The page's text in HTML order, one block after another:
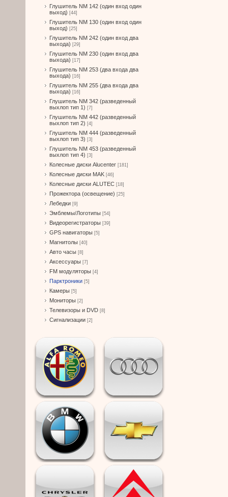
Глушитель NM 142 (один вход один
выход) [44]
Глушитель NM 130 (один вход один
выход) [25]
Глушитель NM 242 (один вход два
выхода) [29]
Глушитель NM 230 (один вход два
выхода) [17]
Глушитель NM 253 (два входа два
выхода) [16]
Глушитель NM 255 (два входа два
выхода) [16]
Глушитель NM 342 (разведенный
выхлоп тип 1) [7]
Глушитель NM 442 (разведенный
выхлоп тип 2) [4]
Глушитель NM 444 (разведенный
выхлоп тип 3) [3]
Глушитель NM 453 (разведенный
выхлоп тип 4) [3]
Колесные диски Alucenter [181]
Колесные диски MAK [46]
Колесные диски ALUTEC [18]
Прожектора (освещение) [25]
Лебедки [9]
Эмблемы/Логотипы [54]
Видеорегистраторы [39]
GPS навигаторы [5]
Магнитолы [40]
Авто часы [8]
Аксессуары [7]
FM модуляторы [4]
Парктроники [5]
Камеры [5]
Мониторы [2]
Телевизоры и DVD [8]
Сигнализации [2]